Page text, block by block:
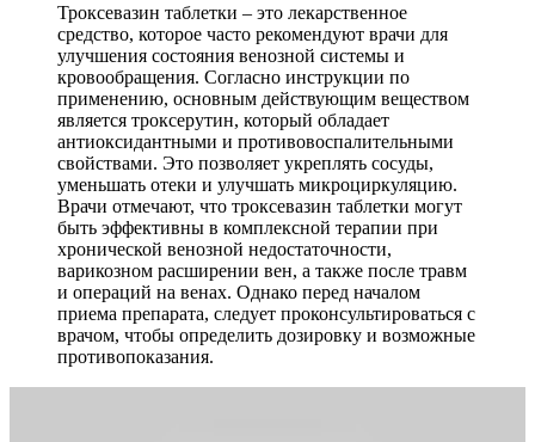
Троксевазин таблетки – это лекарственное
средство, которое часто рекомендуют врачи для
улучшения состояния венозной системы и
кровообращения. Согласно инструкции по
применению, основным действующим веществом
является троксерутин, который обладает
антиоксидантными и противовоспалительными
свойствами. Это позволяет укреплять сосуды,
уменьшать отеки и улучшать микроциркуляцию.
Врачи отмечают, что троксевазин таблетки могут
быть эффективны в комплексной терапии при
хронической венозной недостаточности,
варикозном расширении вен, а также после травм
и операций на венах. Однако перед началом
приема препарата, следует проконсультироваться с
врачом, чтобы определить дозировку и возможные
противопоказания.